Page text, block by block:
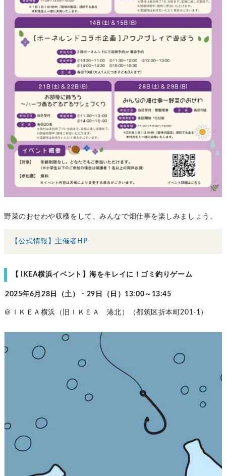
野菜のおせわや収穫をして、みんなで畑仕事を楽しみましょう。
【公式情報】主催者HP
【 IKEA横浜イベント】海をキレイに！ゴミ釣りゲーム
2025年6月28日（土）・29日（日）13:00～13:45
＠ＩＫＥＡ横浜（旧ＩＫＥＡ 港北）（都筑区折本町201-1）